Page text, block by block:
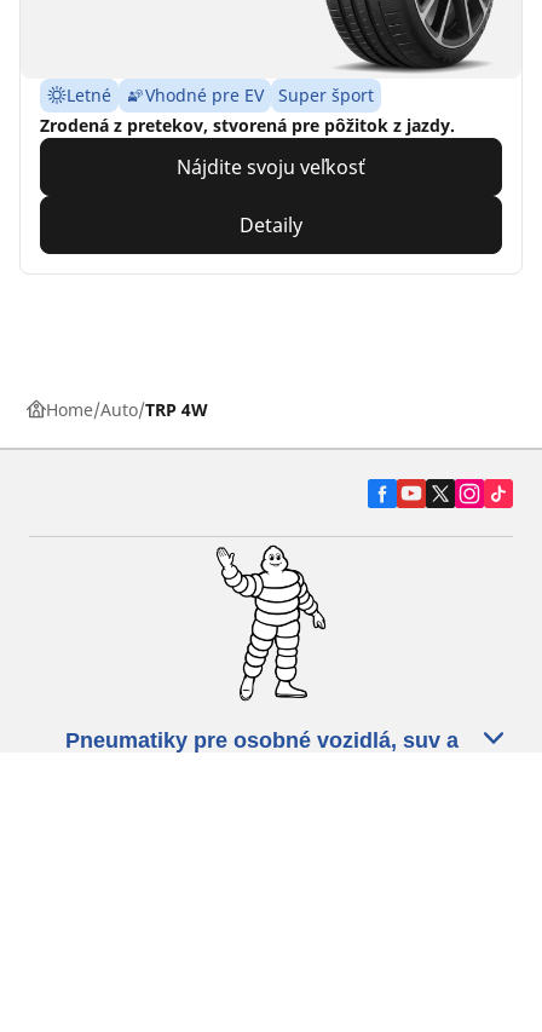
Letné Vhodné pre EV
Super šport
Zrodená z pretekov, stvorená pre pôžitok z jazdy.
Nájdite svoju veľkosť
Detaily
Home Auto TRP 4W
Pneumatiky pre osobné vozidlá, suv a